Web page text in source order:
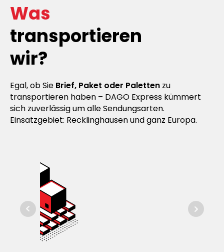
Was
transportieren
wir?
Egal, ob Sie Brief, Paket oder Paletten zu
transportieren haben – DAGO Express kümmert
sich zuverlässig um alle Sendungsarten.
Einsatzgebiet: Recklinghausen und ganz Europa.